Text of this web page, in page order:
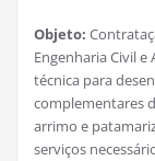
Objeto:
Engenharia Civil
técnica para
complementares
arrimo e
serviços